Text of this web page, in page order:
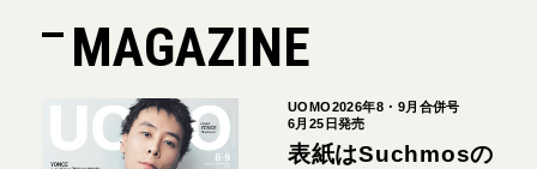
MAGAZINE
UOMO2026年8・9月合併号
6月25日発売
表紙はSuchmosの